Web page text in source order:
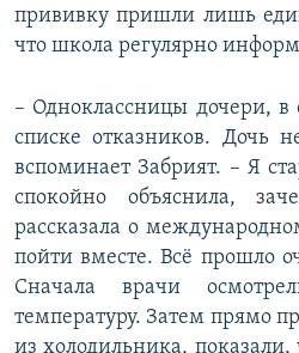
прививку пришли лишь
что школа регулярно
– Одноклассницы дочери, в
списке отказников. Дочь
вспоминает Забрият. – Я
спокойно объяснила,
рассказала о
пойти вместе. Всё прошло
Сначала врачи
температуру. Затем прямо
из холодильника,